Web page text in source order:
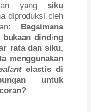
yang siku
diproduksi oleh
Bagaimana
bukaan dinding
rata dan siku,
menggunakan
elastis di
untuk